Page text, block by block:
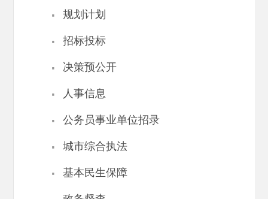
· 规划计划
· 招标投标
· 决策预公开
· 人事信息
· 公务员事业单位招录
· 城市综合执法
· 基本民生保障